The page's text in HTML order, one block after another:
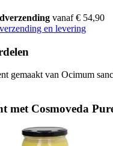
vanaf € 54,90
en levering
gemaakt van Ocimum
met Cosmoveda